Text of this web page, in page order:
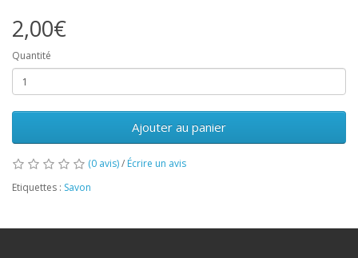
2,00€
Quantité
Ajouter au panier
(0 avis)/ Écrire un avis
Etiquettes : Savon